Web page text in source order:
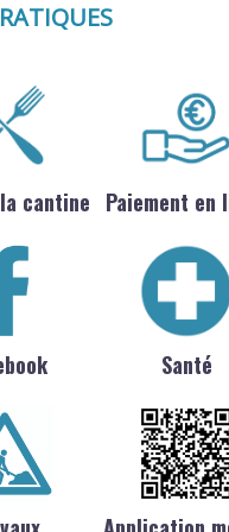
cantine Paiement en
Santé